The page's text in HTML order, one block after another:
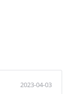
2023-04-03